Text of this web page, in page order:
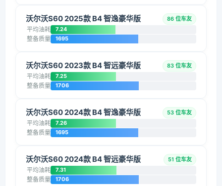
沃尔沃S60 2025款 B4 智逸豪华版 86 位车友
平均油耗 7.24
整备质量 1695
沃尔沃S60 2023款 B4 智远豪华版 83 位车友
平均油耗 7.25
整备质量 1706
沃尔沃S60 2024款 B4 智逸豪华版 53 位车友
平均油耗 7.26
整备质量 1695
沃尔沃S60 2024款 B4 智远豪华版 51 位车友
平均油耗 7.31
整备质量 1706